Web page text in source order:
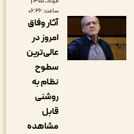
آثار وفاق
امروز در
عالی‌ترین
نظام به
مشاهده